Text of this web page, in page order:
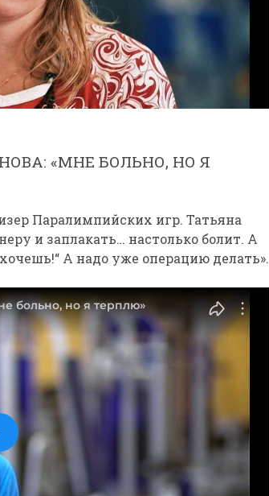
«МНЕ БОЛЬНО, НО Я
Паралимпийских игр. Татьяна
и заплакать… настолько болит. А
А надо уже операцию делать».